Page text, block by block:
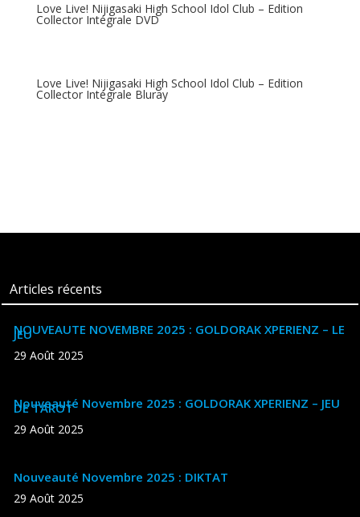
Love Live! Nijigasaki High School Idol Club – Edition
Collector Intégrale DVD
Love Live! Nijigasaki High School Idol Club – Edition
Collector Intégrale Bluray
Articles récents
NOUVEAUTE NOVEMBRE 2025 : GOLDORAK XPERIENZ – LE
JEU
29 Août 2025
Nouveauté Novembre 2025 : GOLDORAK XPERIENZ – JEU
DE TAROT
29 Août 2025
Nouveauté Novembre 2025 : DIKTAT
29 Août 2025